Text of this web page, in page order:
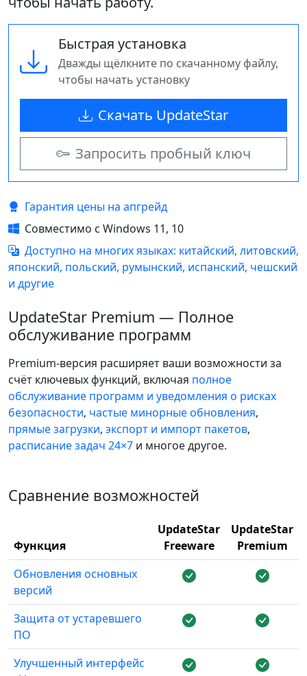
Быстрая установка
Дважды щёлкните по скачанному файлу,
чтобы начать установку
Скачать UpdateStar
Запросить пробный ключ
Гарантия цены на апгрейд
Совместимо с Windows 11, 10
Доступно на многих языках: китайский, литовский,
японский, польский, румынский, испанский, чешский
и другие
UpdateStar Premium — Полное
обслуживание программ
Premium-версия расширяет ваши возможности за
счёт ключевых функций, включая полное
обслуживание программ и уведомления о рисках
безопасности, частые минорные обновления,
прямые загрузки, экспорт и импорт пакетов,
расписание задач 24×7 и многое другое.
Сравнение возможностей
Функция
UpdateStar
Freeware
UpdateStar
Premium
Обновления основных
версий
Защита от устаревшего
ПО
Улучшенный интерфейс